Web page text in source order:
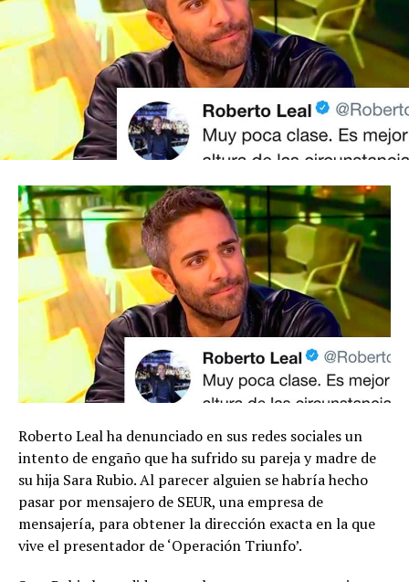
Roberto Leal ha denunciado en sus redes sociales un
intento de engaño que ha sufrido su pareja y madre de
su hija Sara Rubio. Al parecer alguien se habría hecho
pasar por mensajero de SEUR, una empresa de
mensajería, para obtener la dirección exacta en la que
vive el presentador de ‘Operación Triunfo’.